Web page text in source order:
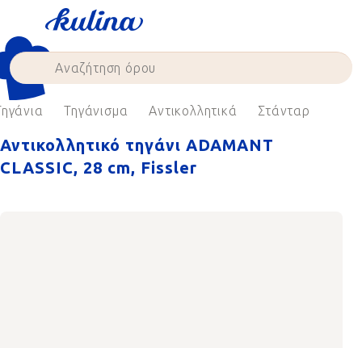
content
Τηγάνισμα Αντικολλητικά Στάνταρ
Αντικολλητικό τηγάνι ADAMANT
CLASSIC, 28 cm, Fissler